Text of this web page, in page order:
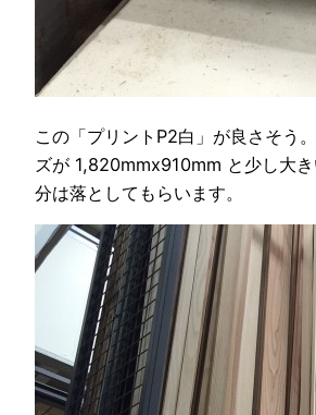
この「プリントP2白」が良さそう
ズが 1,820mmx910mm と少し大
分は落としてもらいます。